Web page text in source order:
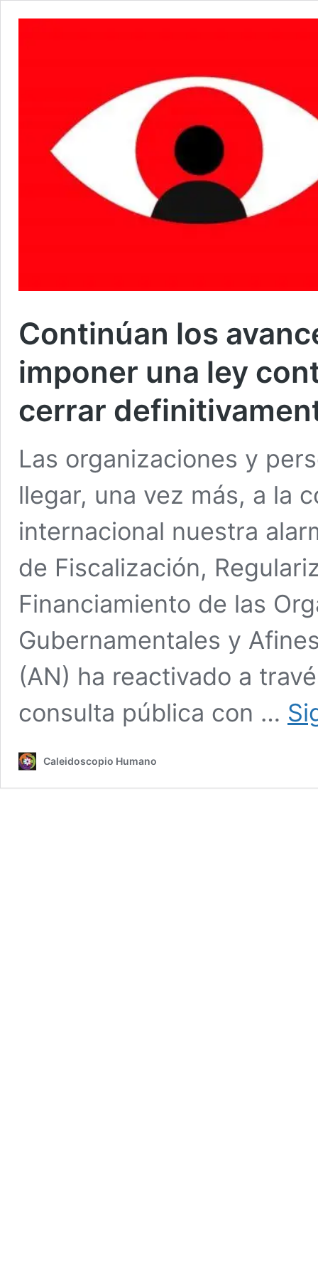
Continúan los
imponer una ley
cerrar
Las organizaciones y
llegar, una vez más, a la
internacional nuestra
de Fiscalización,
Financiamiento de las
Gubernamentales y
(AN) ha reactivado a
consulta pública con …
Caleidoscopio Humano